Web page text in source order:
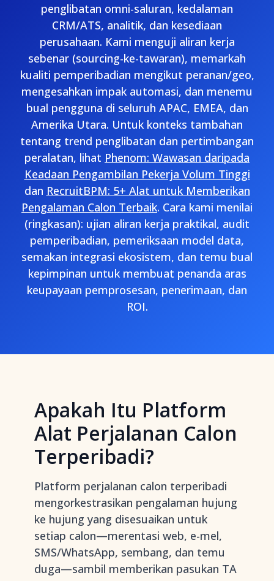
penglibatan omni-saluran, kedalaman
CRM/ATS, analitik, dan kesediaan
perusahaan. Kami menguji aliran kerja
sebenar (sourcing-ke-tawaran), memarkah
kualiti pemperibadian mengikut peranan/geo,
mengesahkan impak automasi, dan menemu
bual pengguna di seluruh APAC, EMEA, dan
Amerika Utara. Untuk konteks tambahan
tentang trend penglibatan dan pertimbangan
peralatan, lihat Phenom: Wawasan daripada
Keadaan Pengambilan Pekerja Volum Tinggi
dan RecruitBPM: 5+ Alat untuk Memberikan
Pengalaman Calon Terbaik. Cara kami menilai
(ringkasan): ujian aliran kerja praktikal, audit
pemperibadian, pemeriksaan model data,
semakan integrasi ekosistem, dan temu bual
kepimpinan untuk membuat penanda aras
keupayaan pemprosesan, penerimaan, dan
ROI.
Apakah Itu Platform
Alat Perjalanan Calon
Terperibadi?
Platform perjalanan calon terperibadi
mengorkestrasikan pengalaman hujung
ke hujung yang disesuaikan untuk
setiap calon—merentasi web, e-mel,
SMS/WhatsApp, sembang, dan temu
duga—sambil memberikan pasukan TA